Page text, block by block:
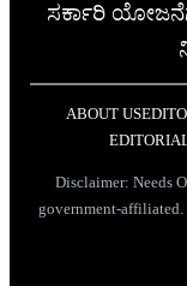
ಸರ್ಕಾರಿ
ABOUT US
Disclaimer: Needs
government-